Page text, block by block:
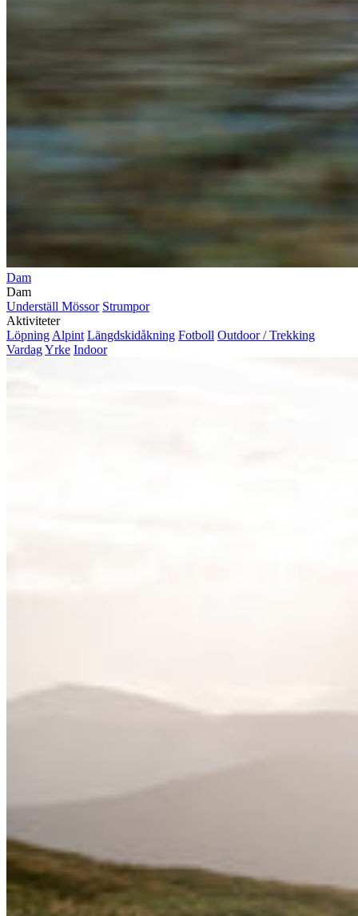
Dam
Dam
Underställ Mössor Strumpor
Aktiviteter
Löpning Alpint Längdskidåkning Fotboll Outdoor / Trekking
VardagYrke Indoor